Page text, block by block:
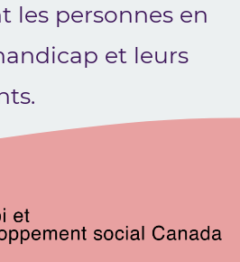
les personnes en
et leurs